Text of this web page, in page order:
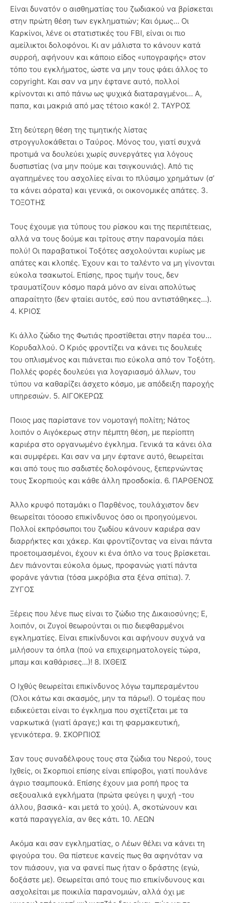
Είναι δυνατόν ο αισθηματίας του ζωδιακού να βρίσκεται
στην πρώτη θέση των εγκληματιών; Και όμως… Οι
Καρκίνοι, λένε οι στατιστικές του FBI, είναι οι πιο
αμείλικτοι δολοφόνοι. Κι αν μάλιστα το κάνουν κατά
συρροή, αφήνουν και κάποιο είδος «υπογραφής» στον
τόπο του εγκλήματος, ώστε να μην τους φάει άλλος το
copyright. Και σαν να μην έφτανε αυτό, πολλοί
κρίνονται κι από πάνω ως ψυχικά διαταραγμένοι… Α,
παπα, και μακριά από μας τέτοιο κακό! 2. ΤΑΥΡΟΣ
Στη δεύτερη θέση της τιμητικής λίστας
στρογγυλοκάθεται ο Ταύρος. Μόνος του, γιατί συχνά
προτιμά να δουλεύει χωρίς συνεργάτες για λόγους
δυσπιστίας (να μην πούμε και τσιγκουνιάς). Από τις
αγαπημένες του ασχολίες είναι το πλύσιμο χρημάτων (σ’
τα κάνει αόρατα) και γενικά, οι οικονομικές απάτες. 3.
ΤΟΞΟΤΗΣ
Τους έχουμε για τύπους του ρίσκου και της περιπέτειας,
αλλά να τους δούμε και τρίτους στην παρανομία πάει
πολύ! Οι παραβατικοί Τοξότες ασχολούνται κυρίως με
απάτες και κλοπές. Έχουν και το ταλέντο να μη γίνονται
εύκολα τσακωτοί. Επίσης, προς τιμήν τους, δεν
τραυματίζουν κόσμο παρά μόνο αν είναι απολύτως
απαραίτητο (δεν φταίει αυτός, εσύ που αντιστάθηκες…).
4. ΚΡΙΟΣ
Κι άλλο ζώδιο της Φωτιάς προστίθεται στην παρέα του…
Κορυδαλλού. Ο Κριός φροντίζει να κάνει τις δουλειές
του οπλισμένος και πιάνεται πιο εύκολα από τον Τοξότη.
Πολλές φορές δουλεύει για λογαριασμό άλλων, του
τύπου να καθαρίζει άσχετο κόσμο, με απόδειξη παροχής
υπηρεσιών. 5. ΑΙΓΟΚΕΡΩΣ
Ποιος μας παρίστανε τον νομοταγή πολίτη; Νάτος
λοιπόν ο Αιγόκερως στην πέμπτη θέση, με περίοπτη
καριέρα στο οργανωμένο έγκλημα. Γενικά τα κάνει όλα
και συμφέρει. Και σαν να μην έφτανε αυτό, θεωρείται
και από τους πιο σαδιστές δολοφόνους, ξεπερνώντας
τους Σκορπιούς και κάθε άλλη προσδοκία. 6. ΠΑΡΘΕΝΟΣ
Άλλο κρυφό ποταμάκι ο Παρθένος, τουλάχιστον δεν
θεωρείται τόοοσο επικίνδυνος όσο οι προηγούμενοι.
Πολλοί εκπρόσωποι του ζωδίου κάνουν καριέρα σαν
διαρρήκτες και χάκερ. Και φροντίζοντας να είναι πάντα
προετοιμασμένοι, έχουν κι ένα όπλο να τους βρίσκεται.
Δεν πιάνονται εύκολα όμως, προφανώς γιατί πάντα
φοράνε γάντια (τόσα μικρόβια στα ξένα σπίτια). 7.
ΖΥΓΟΣ
Ξέρεις που λένε πως είναι το ζώδιο της Δικαιοσύνης; Ε,
λοιπόν, οι Ζυγοί θεωρούνται οι πιο διεφθαρμένοι
εγκληματίες. Είναι επικίνδυνοι και αφήνουν συχνά να
μιλήσουν τα όπλα (πού να επιχειρηματολογείς τώρα,
μπαμ και καθάρισες…)! 8. ΙΧΘΕΙΣ
Ο Ιχθύς θεωρείται επικίνδυνος λόγω ταμπεραμέντου
(Όλοι κάτω και σκασμός, μην τα πάρω!). Ο τομέας που
ειδικεύεται είναι το έγκλημα που σχετίζεται με τα
ναρκωτικά (γιατί άραγε;) και τη φαρμακευτική,
γενικότερα. 9. ΣΚΟΡΠΙΟΣ
Σαν τους συναδέλφους τους στα ζώδια του Νερού, τους
Ιχθείς, οι Σκορπιοί επίσης είναι επίφοβοι, γιατί πουλάνε
άγριο τσαμπουκά. Επίσης έχουν μια ροπή προς τα
σεξουαλικά εγκλήματα (πρώτα φεύγει η ψυχή -του
άλλου, βασικά- και μετά το χούι). Α, σκοτώνουν και
κατά παραγγελία, αν θες κάτι. 10. ΛΕΩΝ
Ακόμα και σαν εγκληματίας, ο Λέων θέλει να κάνει τη
φιγούρα του. Θα πίστευε κανείς πως θα αφηνόταν να
τον πιάσουν, για να φανεί πως ήταν ο δράστης (εγώ,
δοξάστε με). Θεωρείται από τους πιο επικίνδυνους και
ασχολείται με ποικιλία παρανομιών, αλλά όχι με